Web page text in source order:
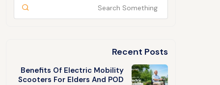
Recent Posts
Benefits Of Electric Mobility
Scooters For Elders And POD